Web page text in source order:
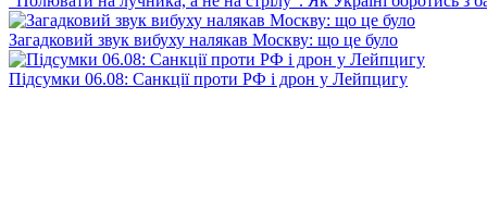
Загадковий звук вибуху налякав Москву: що це було
Підсумки 06.08: Санкції проти РФ і дрон у Лейпцигу